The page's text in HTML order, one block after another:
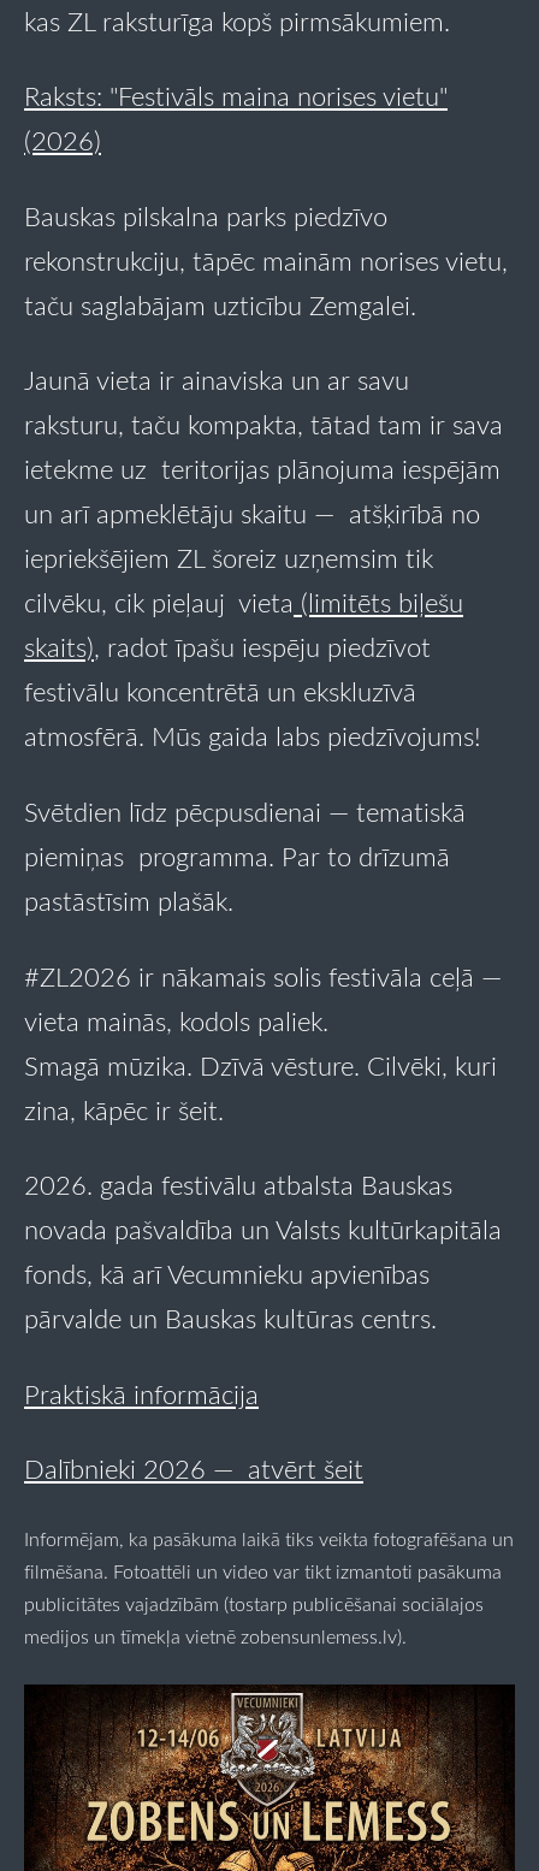
kas ZL raksturīga kopš pirmsākumiem.
Raksts: "Festivāls maina norises vietu"
(2026)
Bauskas pilskalna parks piedzīvo
rekonstrukciju, tāpēc mainām norises vietu,
taču saglabājam uzticību Zemgalei.
Jaunā vieta ir ainaviska un ar savu
raksturu, taču kompakta, tātad tam ir sava
ietekme uz teritorijas plānojuma iespējām
un arī apmeklētāju skaitu — atšķirībā no
iepriekšējiem ZL šoreiz uzņemsim tik
cilvēku, cik pieļauj vieta (limitēts biļešu
skaits), radot īpašu iespēju piedzīvot
festivālu koncentrētā un ekskluzīvā
atmosfērā. Mūs gaida labs piedzīvojums!
Svētdien līdz pēcpusdienai — tematiskā
piemiņas programma. Par to drīzumā
pastāstīsim plašāk.
#ZL2026 ir nākamais solis festivāla ceļā —
vieta mainās, kodols paliek.
Smagā mūzika. Dzīvā vēsture. Cilvēki, kuri
zina, kāpēc ir šeit.
2026. gada festivālu atbalsta Bauskas
novada pašvaldība un Valsts kultūrkapitāla
fonds, kā arī Vecumnieku apvienības
pārvalde un Bauskas kultūras centrs.
Praktiskā informācija
Dalībnieki 2026 — atvērt šeit
Informējam, ka pasākuma laikā tiks veikta fotografēšana un
filmēšana. Fotoattēli un video var tikt izmantoti pasākuma
publicitātes vajadzībām (tostarp publicēšanai sociālajos
medijos un tīmekļa vietnē zobensunlemess.lv).